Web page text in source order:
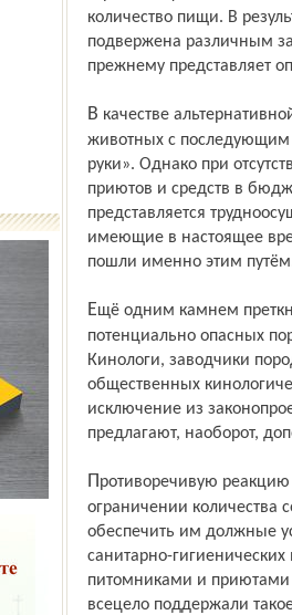
количество пищи. В
подвержена различным
прежнему представляет
В качестве альтернативной точки зрения предлагается безвозвратный отлов
животных с
руки». Однако при
приютов и средств в
представляется
имеющие в настоящее
пошли именно этим
Ещё одним камнем прет­кновения при обсуждении законопроекта стал перечень
потенциально опасных
Кинологи, заводчики
общественных
исключение из
предлагают, наоборот,
Противоречивую реакцию общественности также вызвало положение об
ограничении количества
обеспечить им должные
санитарно-
питомниками и
всецело поддер­жали